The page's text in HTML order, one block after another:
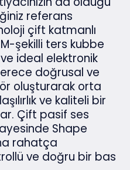
referans
çift katmanlı
şekilli ters kubbe
ideal elektronik
doğrusal ve
oluşturarak orta
ve kaliteli bir
Çift pasif ses
Shape
rahatça
ve doğru bir bas